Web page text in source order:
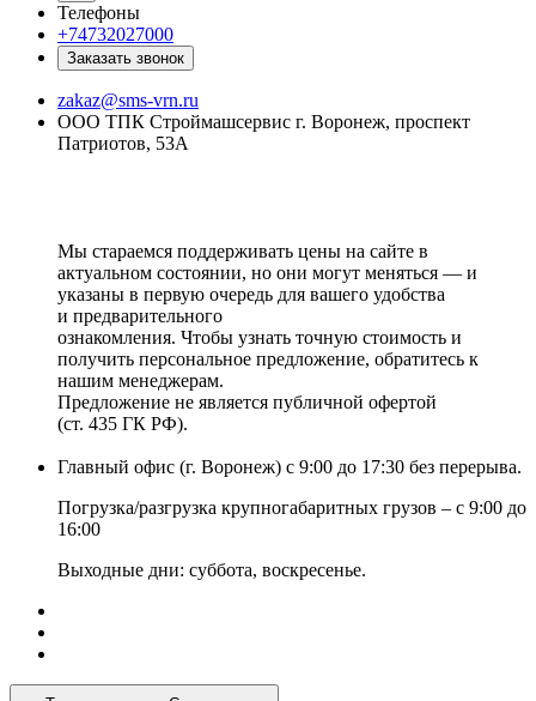
Телефоны
+74732027000
Заказать звонок
zakaz@sms-vrn.ru
ООО ТПК Строймашсервис г. Воронеж, проспект
Патриотов, 53А
Мы стараемся поддерживать цены на сайте в
актуальном состоянии, но они могут меняться — и
указаны в первую очередь для вашего удобства
и предварительного
ознакомления. Чтобы узнать точную стоимость и
получить персональное предложение, обратитесь к
нашим менеджерам.
Предложение не является публичной офертой
(ст. 435 ГК РФ).
Главный офис (г. Воронеж) с 9:00 до 17:30 без перерыва.
Погрузка/разгрузка крупногабаритных грузов – с 9:00 до
16:00
Выходные дни: суббота, воскресенье.